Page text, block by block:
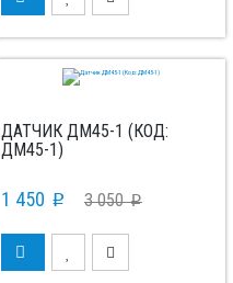
ДАТЧИК ДМ45-1 (КОД:
ДМ45-1)
1 450 p 3 050 p